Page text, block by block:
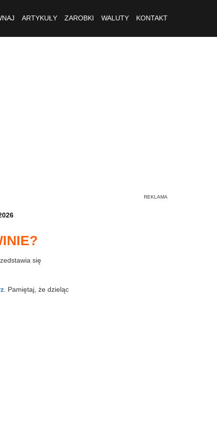
ARTYKUŁY ZAROBKI WALUTY KONTAKT
się
. Pamiętaj, że dzieląc